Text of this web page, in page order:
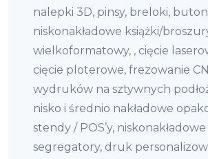
nalepki 3D, pinsy, breloki,
niskonakładowe książki/
wielkoformatowy, , cięcie
cięcie ploterowe, frezowanie
wydruków na sztywnych
nisko i średnio nakładowe
stendy / POS’y, niskonakładowe
segregatory, druk